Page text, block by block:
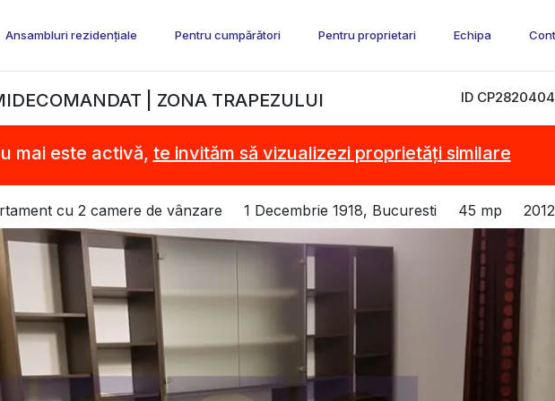
Ansambluri rezidențiale Pentru cumpărători Pentru proprietari Echipa
ID CP2820404
| ZONA TRAPEZULUI
mai este activă, te invităm să vizualizezi proprietăți similare
cu 2 camere de vânzare 1 Decembrie 1918, Bucuresti 45 mp 2012